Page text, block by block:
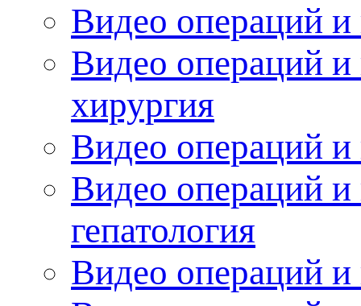
Видео операций
Видео операций и
хирургия
Видео операций и
Видео операций и
гепатология
Видео операций и